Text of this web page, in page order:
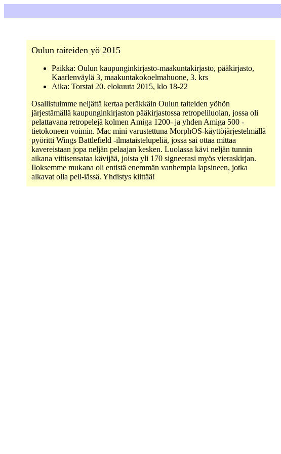
Oulun taiteiden yö 2015
Paikka: Oulun kaupunginkirjasto-maakuntakirjasto, pääkirjasto,
Kaarlenväylä 3, maakuntakokoelmahuone, 3. krs
Aika: Torstai 20. elokuuta 2015, klo 18-22
Osallistuimme neljättä kertaa peräkkäin Oulun taiteiden yöhön
järjestämällä kaupunginkirjaston pääkirjastossa retropeliluolan, jossa oli
pelattavana retropelejä kolmen Amiga 1200- ja yhden Amiga 500 -
tietokoneen voimin. Mac mini varustettuna MorphOS-käyttöjärjestelmällä
pyöritti Wings Battlefield -ilmataistelupeliä, jossa sai ottaa mittaa
kavereistaan jopa neljän pelaajan kesken. Luolassa kävi neljän tunnin
aikana viitisensataa kävijää, joista yli 170 signeerasi myös vieraskirjan.
Iloksemme mukana oli entistä enemmän vanhempia lapsineen, jotka
alkavat olla peli-iässä. Yhdistys kiittää!